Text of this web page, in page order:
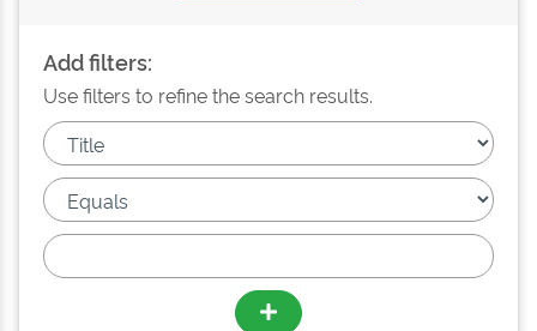
Add filters:
Use filters to refine the search results.